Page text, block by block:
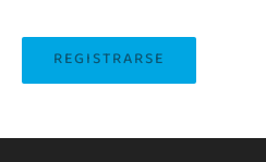
REGISTRARSE